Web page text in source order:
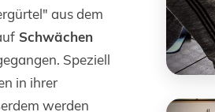
aus dem
Schwächen
Speziell
in ihrer
werden